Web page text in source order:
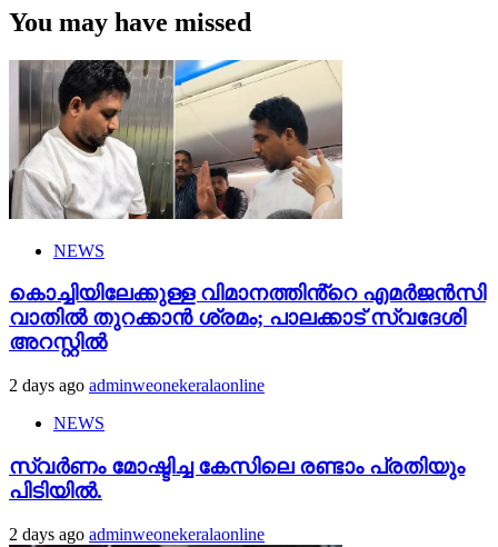
You may have missed
NEWS
കൊച്ചിയിലേക്കുള്ള വിമാനത്തിൻ്റെ എമര്‍ജന്‍സി
വാതില്‍ തുറക്കാന്‍ ശ്രമം; പാലക്കാട് സ്വദേശി
അറസ്റ്റില്‍
2 days ago adminweonekeralaonline
NEWS
സ്വർണം മോഷ്ടിച്ച കേസിലെ രണ്ടാം പ്രതിയും
പിടിയിൽ.
2 days ago adminweonekeralaonline